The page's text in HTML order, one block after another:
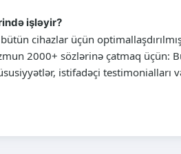
işləyir?
cihazlar üçün
2000+ sözlərinə çatmaq üçün:
istifadəçi